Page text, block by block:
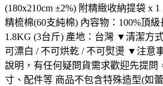
(180x210cm ±2%) 附精緻收納提袋 x
精梳棉(60支純棉) 內容物：100%頂級
1.8KG (3台斤) 產地：台灣 ▼清潔方
可漂白 / 不可烘乾 / 不可熨燙 ▼注意
說明，有任何疑問貨需求歡迎先提問
寸、配件等 商品不包含特殊造型(如